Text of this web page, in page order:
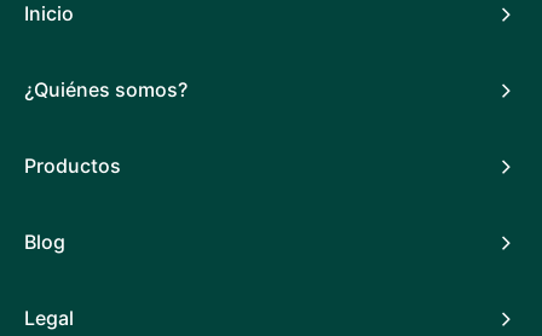
Inicio
¿Quiénes somos?
Productos
Blog
Legal